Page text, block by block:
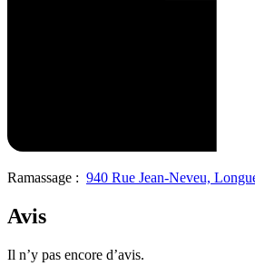
Ramassage : 940 Rue Jean-Neveu,
Avis
Il n’y pas encore d’avis.